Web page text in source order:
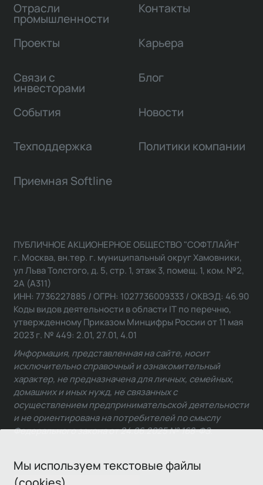
Мы используем текстовые файлы
Отрасли
промышленности
Проекты
Связи с
инвесторами
Контакты
Карьера
Блог
События Новости
Техподдержка Политики компании
Приемная Softline
ПУБЛИЧНОЕ АКЦИОНЕРНОЕ ОБЩЕСТВО "СОФТЛАЙН"
г. Москва, вн.тер. г. муниципальный округ Хамовники,
ул Льва Толстого, д. 5, стр. 1, этаж 3, помещ. 1, ком. №2,
2А (А311)
ИНН: 7736227885 / ОГРН: 1027736009333 / ОКВЭД: 46.90
Коды видов деятельности в области IT по перечню,
утвержденному Приказом Минцифры России от 11 мая
2023 г. № 449: 2.01, 27.01, 4.01
Информация, представленная на сайте, носит
исключительно справочный и ознакомительный
характер, не предназначена для личных, семейных,
домашних и иных нужд, не связанных с
осуществлением предпринимательской деятельности
и не ориентирована на потребителей по смыслу
Федерального закона от 24.06.2025 № 168-ФЗ.